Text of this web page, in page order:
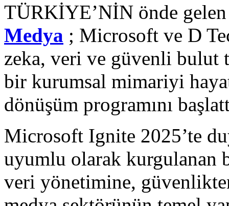
TÜRKİYE’NİN önde
Medya ; Microsoft ve D
zeka, veri ve güvenli
bir kurumsal mimariyi
dönüşüm programını
Microsoft Ignite 2025’te
uyumlu olarak kurgulanan
veri yönetimine,